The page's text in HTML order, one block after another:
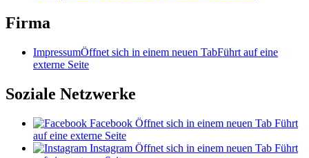
Firma
ImpressumÖffnet sich in einem neuen TabFührt auf eine
externe Seite
Soziale Netzwerke
Facebook Öffnet sich in einem neuen Tab Führt
auf eine externe Seite
Instagram Öffnet sich in einem neuen Tab Führt